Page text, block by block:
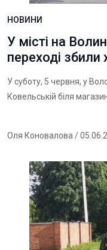
НОВИНИ
У місті на
переході
У суботу, 5 червня, у
Ковельській біля
Оля Коновалова /